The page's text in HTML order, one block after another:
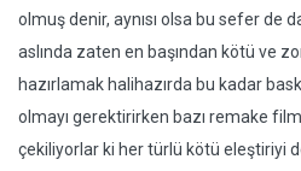
olmuş denir, aynısı olsa bu sefer de
aslında zaten en başından kötü ve
hazırlamak halihazırda bu kadar
olmayı gerektirirken bazı remake
çekiliyorlar ki her türlü kötü eleştiriyi